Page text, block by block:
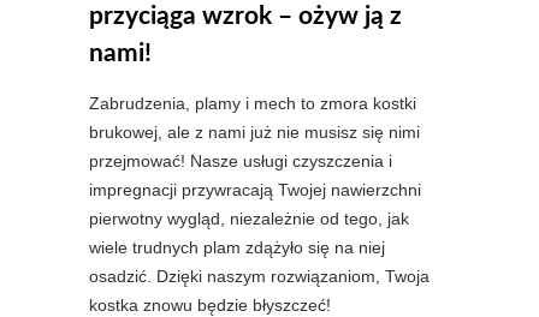
przyciąga wzrok – ożyw ją z
nami!
Zabrudzenia, plamy i mech to zmora kostki
brukowej, ale z nami już nie musisz się nimi
przejmować! Nasze usługi czyszczenia i
impregnacji przywracają Twojej nawierzchni
pierwotny wygląd, niezależnie od tego, jak
wiele trudnych plam zdążyło się na niej
osadzić. Dzięki naszym rozwiązaniom, Twoja
kostka znowu będzie błyszczeć!